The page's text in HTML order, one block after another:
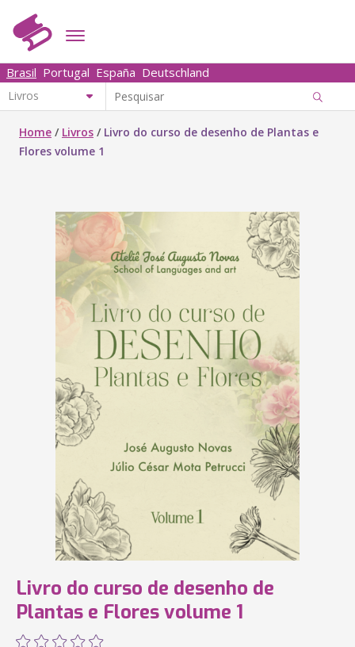
Brasil Portugal España Deutschland
Home / Livros / Livro do curso de desenho de Plantas e
Flores volume 1
Livro do curso de desenho de
Plantas e Flores volume 1